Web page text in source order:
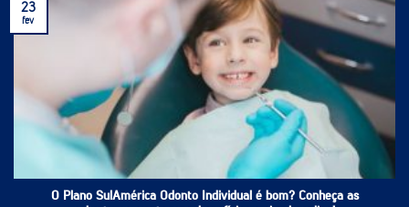
O Plano SulAmérica Odonto Individual é bom? Conheça as
23
fev